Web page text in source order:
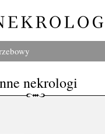
nekrologi